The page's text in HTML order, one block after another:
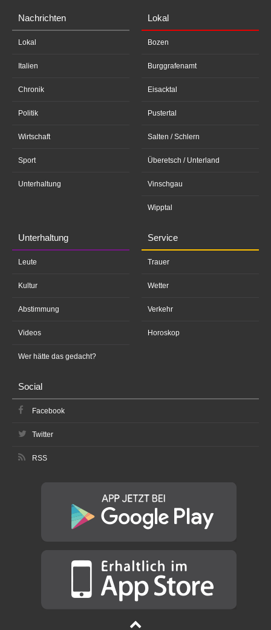
Nachrichten
Lokal
Italien
Chronik
Politik
Wirtschaft
Sport
Unterhaltung
Lokal
Bozen
Burggrafenamt
Eisacktal
Pustertal
Salten / Schlern
Überetsch / Unterland
Vinschgau
Wipptal
Unterhaltung
Leute
Kultur
Abstimmung
Videos
Wer hätte das gedacht?
Service
Trauer
Wetter
Verkehr
Horoskop
Social
Facebook
Twitter
RSS